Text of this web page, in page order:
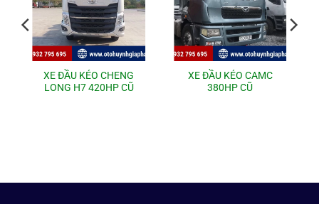
XE ĐẦU KÉO CHENG
LONG H7 420HP CŨ
XE ĐẦU KÉO CAMC
380HP CŨ